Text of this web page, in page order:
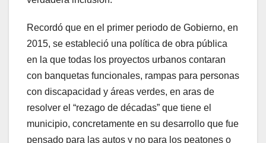
Recordó que en el primer periodo de Gobierno, en
2015, se estableció una política de obra pública
en la que todas los proyectos urbanos contaran
con banquetas funcionales, rampas para personas
con discapacidad y áreas verdes, en aras de
resolver el “rezago de décadas” que tiene el
municipio, concretamente en su desarrollo que fue
pensado para las autos y no para los peatones o